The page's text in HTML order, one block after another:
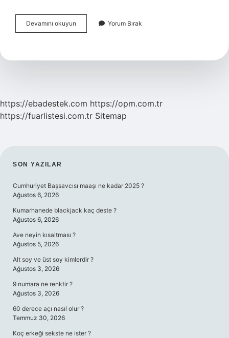
Devamını okuyun
Amonyağı
Yorum Bırak
https://ebadestek.com https://opm.com.tr
https://fuarlistesi.com.tr Sitemap
SIDEBAR
SON YAZILAR
Cumhuriyet Başsavcısı maaşı ne kadar 2025 ?
Ağustos 6, 2026
Kumarhanede blackjack kaç deste ?
Ağustos 6, 2026
Ave neyin kısaltması ?
Ağustos 5, 2026
Alt soy ve üst soy kimlerdir ?
Ağustos 3, 2026
9 numara ne renktir ?
Ağustos 3, 2026
60 derece açı nasıl olur ?
Temmuz 30, 2026
Koç erkeği sekste ne ister ?